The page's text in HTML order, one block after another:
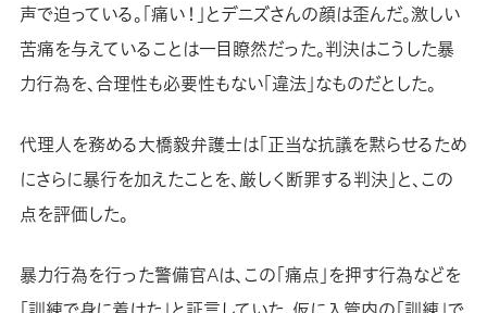
声で迫っている。「痛い！」とデニズさんの顔は歪んだ。激しい
苦痛を与えていることは一目瞭然だった。判決はこうした暴
力行為を、合理性も必要性もない「違法」なものだとした。
代理人を務める大橋毅弁護士は「正当な抗議を黙らせるため
にさらに暴行を加えたことを、厳しく断罪する判決」と、この
点を評価した。
暴力行為を行った警備官Aは、この「痛点」を押す行為などを